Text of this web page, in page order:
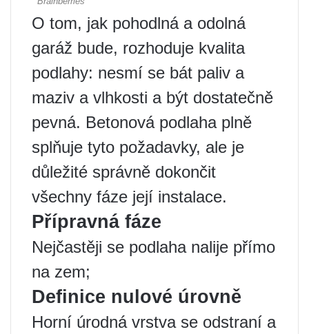
O tom, jak pohodlná a odolná
garáž bude, rozhoduje kvalita
podlahy: nesmí se bát paliv a
maziv a vlhkosti a být dostatečně
pevná. Betonová podlaha plně
splňuje tyto požadavky, ale je
důležité správně dokončit
všechny fáze její instalace.
Přípravná fáze
Nejčastěji se podlaha nalije přímo
na zem;
Definice nulové úrovně
Horní úrodná vrstva se odstraní a